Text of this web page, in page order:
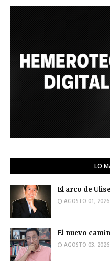
LO
El arco de
AGOSTO 01, 2026
El nuevo
AGOSTO 03, 2026